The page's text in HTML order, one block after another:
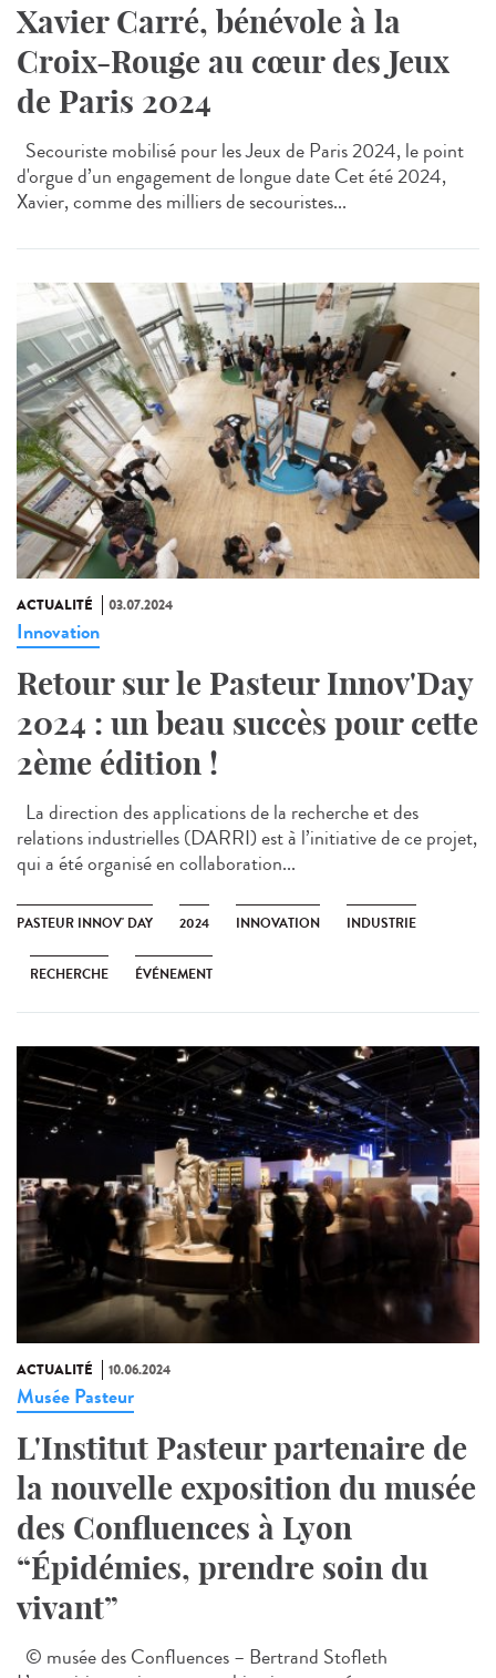
Xavier Carré, bénévole à la
Croix-Rouge au cœur des Jeux
de Paris 2024
Secouriste mobilisé pour les Jeux de Paris 2024, le point
d'orgue d’un engagement de longue date Cet été 2024,
Xavier, comme des milliers de secouristes...
ACTUALITÉ 03.07.2024
Innovation
Retour sur le Pasteur Innov'Day
2024 : un beau succès pour cette
2ème édition !
La direction des applications de la recherche et des
relations industrielles (DARRI) est à l’initiative de ce projet,
qui a été organisé en collaboration...
PASTEUR INNOV' DAY 2024 INNOVATION INDUSTRIE
RECHERCHE ÉVÉNEMENT
ACTUALITÉ 10.06.2024
Musée Pasteur
L'Institut Pasteur partenaire de
la nouvelle exposition du musée
des Confluences à Lyon
“Épidémies, prendre soin du
vivant”
© musée des Confluences – Bertrand Stofleth